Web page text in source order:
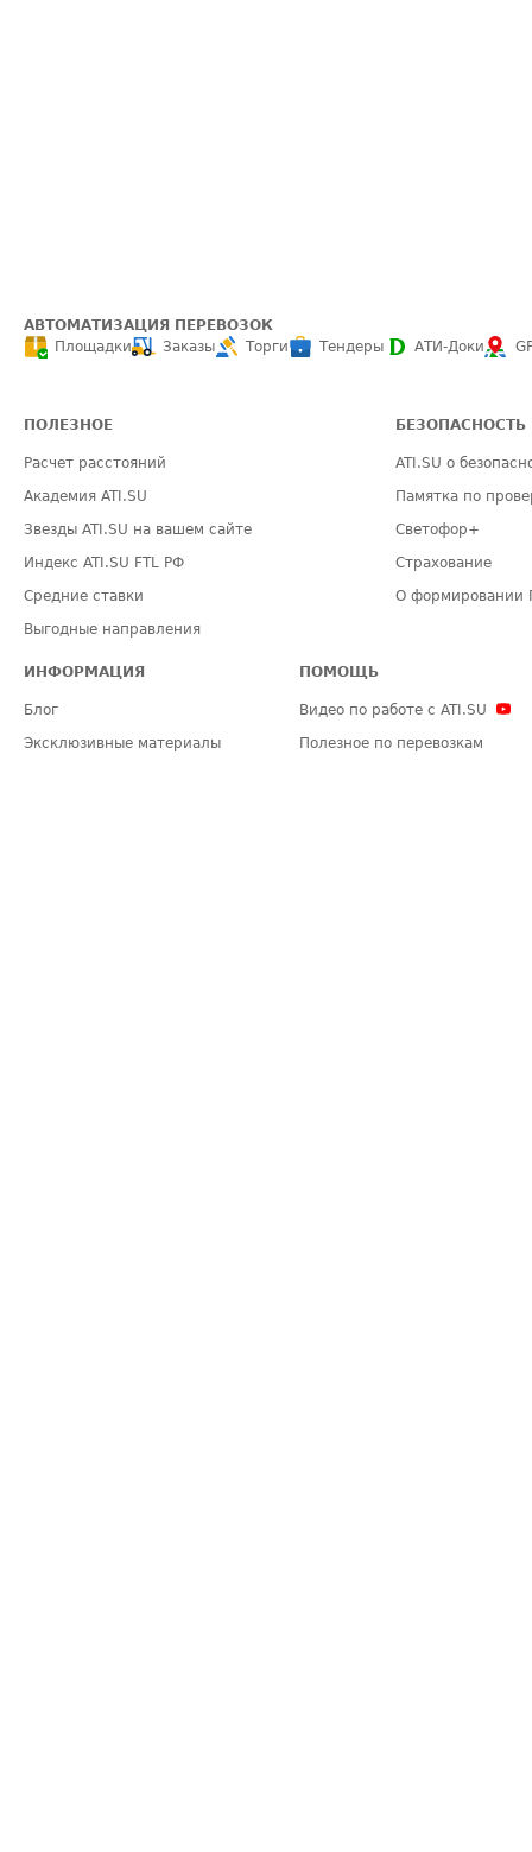
АВТОМАТИЗАЦИЯ ПЕРЕВОЗОК
Площадки
Заказы Торги Тендеры АТИ-Доки
ПОЛЕЗНОЕ
Расчет расстояний
Академия ATI.SU
Звезды ATI.SU на вашем сайте
Индекс ATI.SU FTL РФ
Средние ставки
Выгодные направления
БЕЗОПАСНОСТЬ
ATI.SU о
Памятка по
Светофор+
Страхование
О формировании
ИНФОРМАЦИЯ
Блог
Эксклюзивные материалы
ПОМОЩЬ
Видео по работе с ATI.SU
Полезное по перевозкам